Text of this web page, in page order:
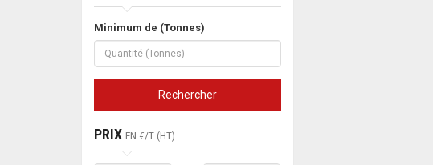
Minimum de (Tonnes)
Rechercher
PRIX EN €/T (HT)